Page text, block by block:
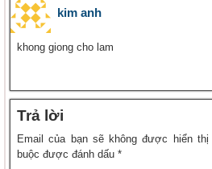
kim anh
khong giong cho lam
Trả lời
Email của bạn sẽ không được hiển thị
buộc được đánh dấu *